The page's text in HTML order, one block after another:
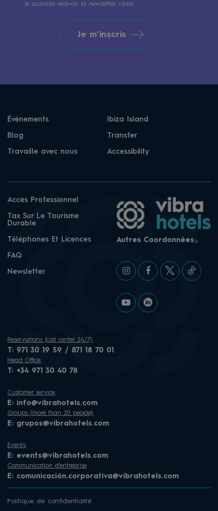
Je souhaite recevoir la newsletter vibra
Je m’inscris
Événements Ibiza Island
Blog Transfer
Travaille avec nous Accessibility
Accès Professionnel
Tax Sur Le Tourisme
Durable
Téléphones Et Licences
FAQ
Newsletter
Autres Coordonnées
Reservations (call center 24/7):
T: 971 30 19 59 / 871 18 70 01
Head Office:
T: +34 971 30 40 78
Customer service:
E: info@vibrahotels.com
Groups (more than 20 people):
E: grupos@vibrahotels.com
Events:
E: events@vibrahotels.com
Communication d'entreprise
E: comunicación.corporativa@vibrahotels.com
Politique de confidentialité